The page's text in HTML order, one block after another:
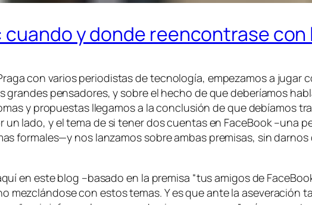
cuando y donde reencontrase con
con varios periodistas de tecnología, empezamos a jugar
pensadores, y sobre el hecho de que deberíamos
y propuestas llegamos a la conclusión de que debíamos
lado, y el tema de si tener dos cuentas en FaceBook –una
formales—y nos lanzamos sobre ambas premisas, sin
en este blog –basado en la premisa “tus amigos de
mezclándose con estos temas. Y es que ante la aseveración